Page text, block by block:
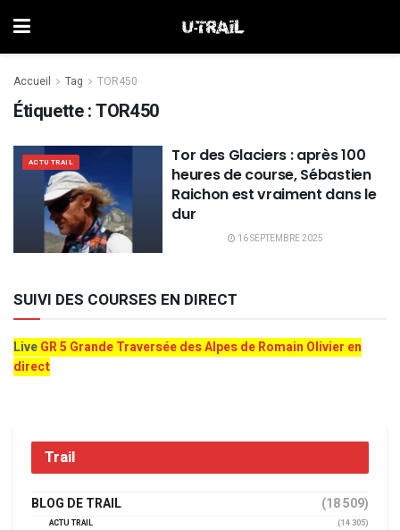
Accueil Tag TOR450
Étiquette :TOR450
ACTU TRAIL
Tor des Glaciers : après 100
heures de course, Sébastien
Raichon est vraiment dans le
dur
16 SEPTEMBRE 2025
SUIVI DES COURSES EN DIRECT
LiveGR 5 Grande Traversée des Alpes de Romain Olivier en
direct
Trail
BLOG DE TRAIL (18 509)
ACTU TRAIL
(14 305)